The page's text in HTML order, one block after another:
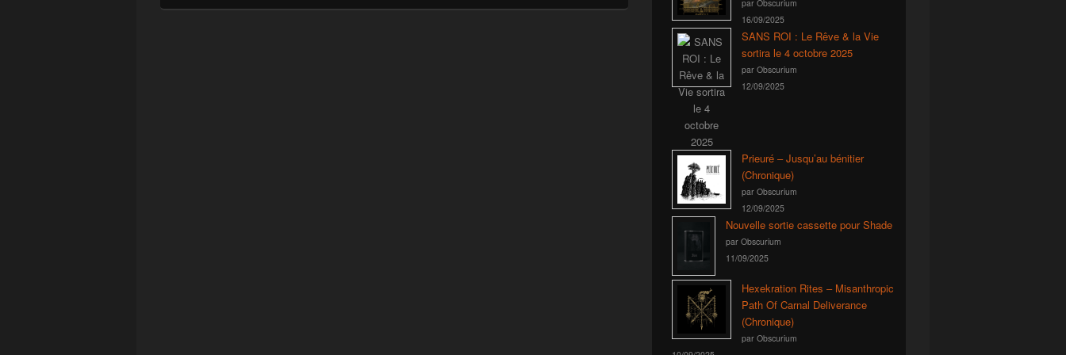
par Obscurium
16/09/2025
SANS ROI : Le Rêve & la Vie
sortira le 4 octobre 2025
par Obscurium
12/09/2025
Prieuré – Jusqu’au bénitier
(Chronique)
par Obscurium
12/09/2025
Nouvelle sortie cassette pour Shade
par Obscurium
11/09/2025
Hexekration Rites – Misanthropic
Path Of Carnal Deliverance
(Chronique)
par Obscurium